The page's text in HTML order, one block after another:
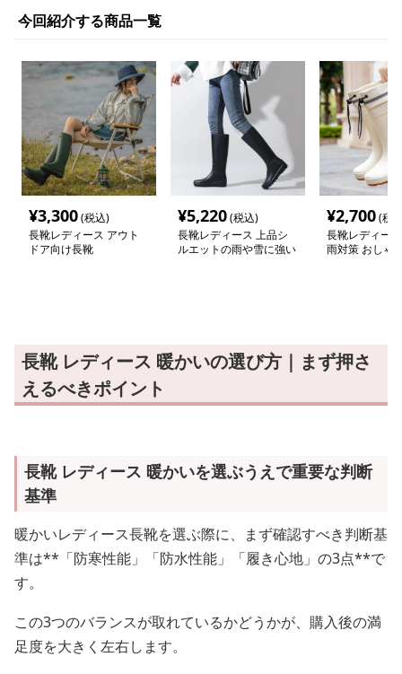
今回紹介する商品一覧
¥3,300(税込)
長靴レディース アウト
ドア向け長靴
¥5,220(税込)
長靴レディース 上品シ
ルエットの雨や雪に強い
¥2,700(税
長靴レディー
雨対策 おしゃ
長靴 レディース 暖かいの選び方｜まず押さ
えるべきポイント
長靴 レディース 暖かいを選ぶうえで重要な判断
基準
暖かいレディース長靴を選ぶ際に、まず確認すべき判断基
準は**「防寒性能」「防水性能」「履き心地」の3点**で
す。
この3つのバランスが取れているかどうかが、購入後の満
足度を大きく左右します。